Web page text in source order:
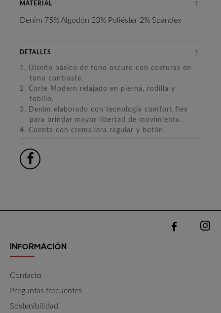
MATERIAL
Denim 75% Algodón 23% Poliéster 2% Spándex
DETALLES
1. Diseño básico de tono oscuro con costuras en
tono contraste.
2. Corte Modern relajado en pierna, rodilla y
tobillo.
3. Denim elaborado con tecnología comfort flex
para brindar mayor libertad de movimiento.
4. Cuenta con cremallera regular y botón.
INFORMACIÓN
Contacto
Preguntas frecuentes
Sostenibilidad